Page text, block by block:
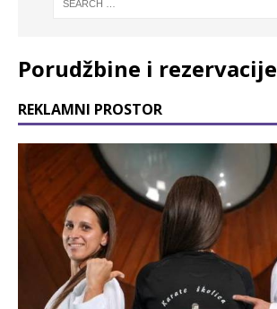
Porudžbine i rezervacije
REKLAMNI PROSTOR